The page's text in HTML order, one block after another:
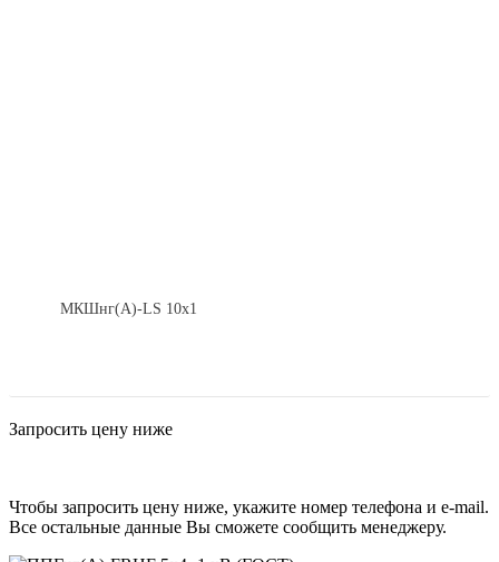
МКШнг(А)-LS 10х1
Запросить цену ниже
Чтобы запросить цену ниже, укажите номер телефона и e-mail.
Все остальные данные Вы сможете сообщить менеджеру.